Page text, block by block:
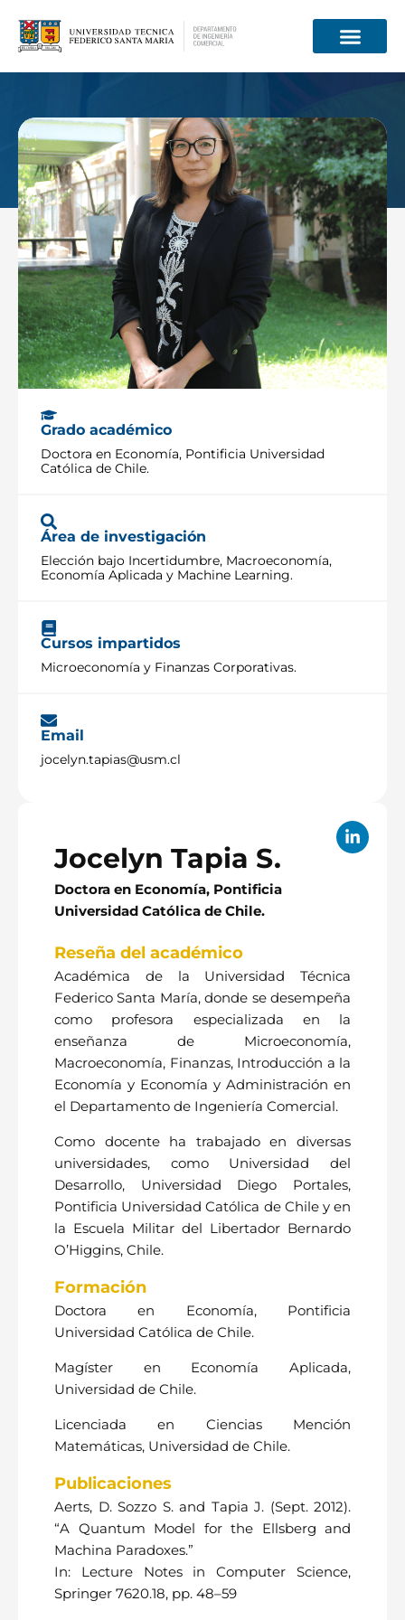
Grado académico
Doctora en Economía, Pontificia Universidad
Católica de Chile.
Área de investigación
Elección bajo Incertidumbre, Macroeconomía,
Economía Aplicada y Machine Learning.
Cursos impartidos
Microeconomía y Finanzas Corporativas.
Email
jocelyn.tapias@usm.cl
Jocelyn Tapia S.
Doctora en Economía, Pontificia
Universidad Católica de Chile.
Reseña del académico
Académica de la Universidad Técnica
Federico Santa María, donde se desempeña
como profesora especializada en la
enseñanza de Microeconomía,
Macroeconomía, Finanzas, Introducción a la
Economía y Economía y Administración en
el Departamento de Ingeniería Comercial.
Como docente ha trabajado en diversas
universidades, como Universidad del
Desarrollo, Universidad Diego Portales,
Pontificia Universidad Católica de Chile y en
la Escuela Militar del Libertador Bernardo
O’Higgins, Chile.
Formación
Doctora en Economía, Pontificia
Universidad Católica de Chile.
Magíster en Economía Aplicada,
Universidad de Chile.
Licenciada en Ciencias Mención
Matemáticas, Universidad de Chile.
Publicaciones
Aerts, D. Sozzo S. and Tapia J. (Sept. 2012).
“A Quantum Model for the Ellsberg and
Machina Paradoxes.”
In: Lecture Notes in Computer Science,
Springer 7620.18, pp. 48–59